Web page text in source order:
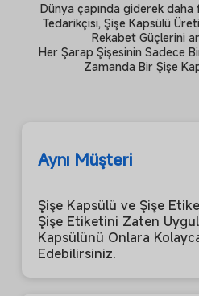
Dünya çapında giderek daha
Tedarikçisi, Şişe Kapsülü
Rekabet Güçlerini
Her Şarap Şişesinin Sadece
Zamanda Bir Şişe
Aynı Müşteri
Şişe Kapsülü ve Şişe
Şişe Etiketini Zaten
Kapsülünü Onlara
Edebilirsiniz.